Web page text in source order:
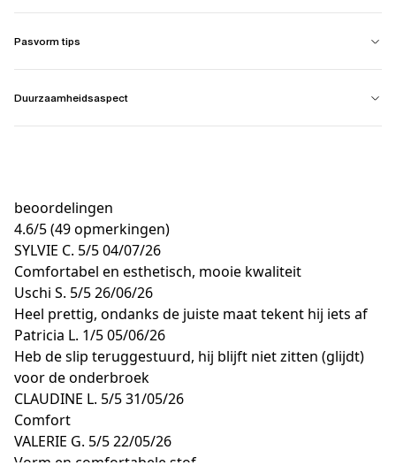
Pasvorm tips
Duurzaamheidsaspect
beoordelingen
4.6/5(49 opmerkingen)
SYLVIE C. 5/504/07/26
Comfortabel en esthetisch, mooie kwaliteit
Uschi S. 5/526/06/26
Heel prettig, ondanks de juiste maat tekent hij iets af
Patricia L. 1/505/06/26
Heb de slip teruggestuurd, hij blijft niet zitten (glijdt)
voor de onderbroek
CLAUDINE L. 5/531/05/26
Comfort
VALERIE G. 5/522/05/26
Vorm en comfortabele stof